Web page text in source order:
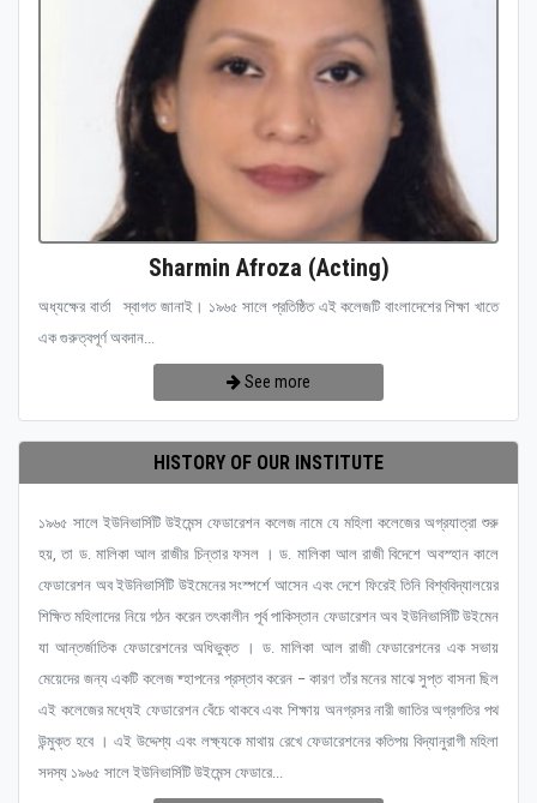
Sharmin Afroza (Acting)
অধ্যক্ষের বার্তা স্বাগত জানাই। ১৯৬৫ সালে প্রতিষ্ঠিত এই কলেজটি বাংলাদেশের শিক্ষা খাতে
এক গুরুত্বপূর্ণ অবদান...
See more
HISTORY OF OUR INSTITUTE
১৯৬৫ সালে ইউনিভার্সিটি উইমেন্স ফেডারেশন কলেজ নামে যে মহিলা কলেজের অগ্রযাত্রা শুরু
হয়, তা ড. মালিকা আল রাজীর চিন্তার ফসল । ড. মালিকা আল রাজী বিদেশে অবস্হান কালে
ফেডারেশন অব ইউনিভার্সিটি উইমেনের সংস্পর্শে আসেন এবং দেশে ফিরেই তিনি বিশ্ববিদ্যালয়ের
শিক্ষিত মহিলাদের নিয়ে গঠন করেন তৎকালীন পূর্ব পাকিস্তান ফেডারেশন অব ইউনিভার্সিটি উইমেন
যা আন্তর্জাতিক ফেডারেশনের অধিভুক্ত । ড. মালিকা আল রাজী ফেডারেশনের এক সভায়
মেয়েদের জন্য একটি কলেজ ষ্হাপনের প্রস্তাব করেন – কারণ তাঁর মনের মাঝে সুপ্ত বাসনা ছিল
এই কলেজের মধ্যেই ফেডারেশন বেঁচে থাকবে এবং শিক্ষায় অনগ্রসর নারী জাতির অগ্রগতির পথ
উন্মুক্ত হবে । এই উদ্দেশ্য এবং লক্ষ্যকে মাথায় রেখে ফেডারেশনের কতিপয় বিদ্যানুরাগী মহিলা
সদস্য ১৯৬৫ সালে ইউনিভার্সিটি উইমেন্স ফেডারে...